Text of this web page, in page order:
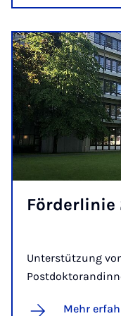
För­der­li­nie
Unterstützung
Mehr